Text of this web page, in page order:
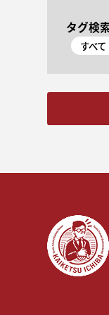
タグ検
すべて